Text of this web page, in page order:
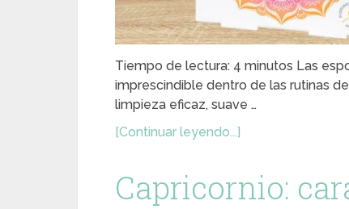
Tiempo de lectura: 4 minutos Las
imprescindible dentro de las rutinas
limpieza eficaz, suave …
[Continuar leyendo...]
Capricornio: